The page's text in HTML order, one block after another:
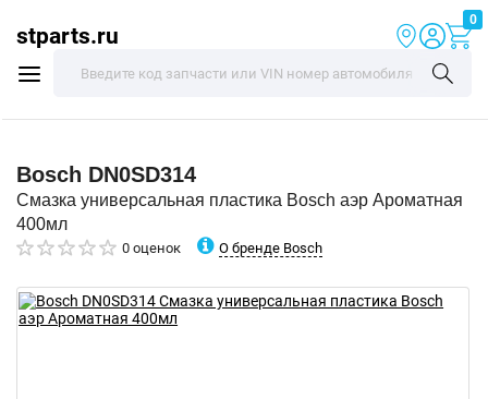
stparts.ru
0
Bosch DN0SD314
Смазка универсальная пластика Bosch аэр Ароматная
400мл
0 оценок О бренде Bosch